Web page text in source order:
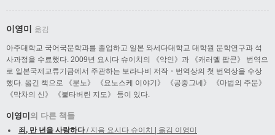
이영미 옮김
아주대학교 국어국문학과를 졸업하고 일본 와세다대학교 대학원 문학연구과 석
사과정을 수료했다. 2009년 요시다 슈이치의 《악인》과 《캐러멜 팝콘》 번역으
로 일본국제교류기금에서 주관하는 보라나비 저작・번역상의 첫 번역상을 수상
했다. 옮긴 책으로 《분노》 《요노스케 이야기》 《공중그네》 《마법의 주문》
《막차의 신》 《불타버린 지도》 등이 있다.
이영미 의 다른 책들
죄, 만 년을 사랑하다/ 지음 요시다 슈이치 | 옮김 이영미